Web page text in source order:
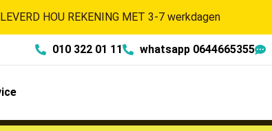
HOU REKENING MET 3-7 werkdagen
010 322 01 11 whatsapp 0644665355